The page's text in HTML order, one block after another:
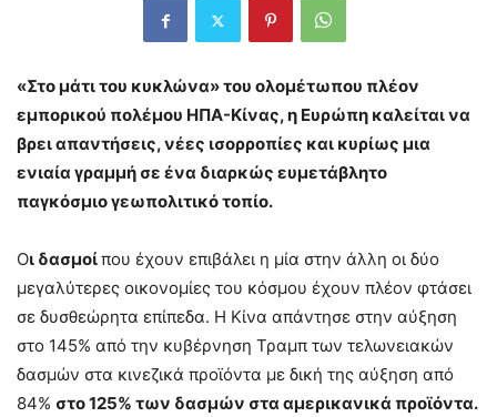
«Στο μάτι του κυκλώνα» του ολομέτωπου πλέον
εμπορικού πολέμου ΗΠΑ-Κίνας, η Ευρώπη καλείται να
βρει απαντήσεις, νέες ισορροπίες και κυρίως μια
ενιαία γραμμή σε ένα διαρκώς ευμετάβλητο
παγκόσμιο γεωπολιτικό τοπίο.
Οι δασμοίπου έχουν επιβάλει η μία στην άλλη οι δύο
μεγαλύτερες οικονομίες του κόσμου έχουν πλέον φτάσει
σε δυσθεώρητα επίπεδα. Η Κίνα απάντησε στην αύξηση
στο 145% από την κυβέρνηση Τραμπ των τελωνειακών
δασμών στα κινεζικά προϊόντα με δική της αύξηση από
84% στο 125% των δασμών στα αμερικανικά προϊόντα.